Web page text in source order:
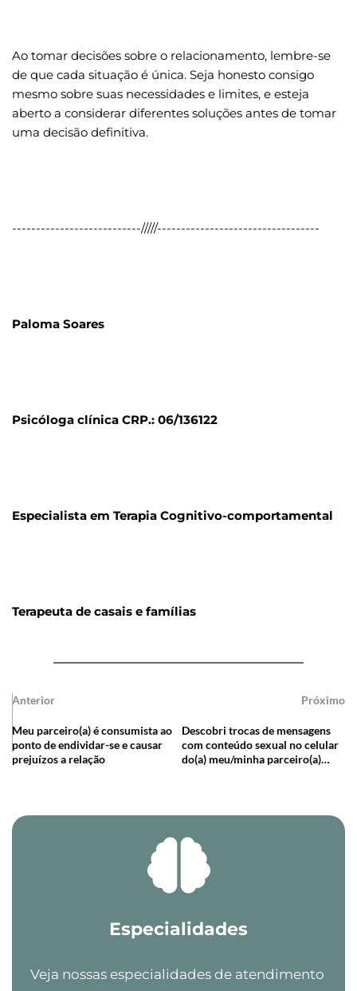
Ao tomar decisões sobre o relacionamento, lembre-se
de que cada situação é única. Seja honesto consigo
mesmo sobre suas necessidades e limites, e esteja
aberto a considerar diferentes soluções antes de tomar
uma decisão definitiva.
---------------------------/////----------------------------------
Paloma Soares
Psicóloga clínica CRP.: 06/136122
Especialista em Terapia Cognitivo-comportamental
Terapeuta de casais e famílias
Anterior Próximo
Meu parceiro(a) é consumista ao
ponto de endividar-se e causar
prejuízos a relação
Descobri trocas de mensagens
com conteúdo sexual no celular
do(a) meu/minha parceiro(a)…
Especialidades
Veja nossas especialidades de atendimento